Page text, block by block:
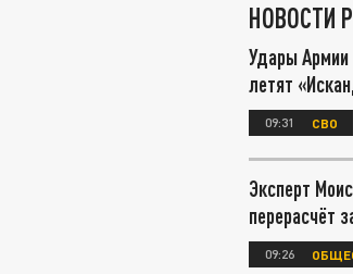
НОВОСТИ
Удары Армии
летят
09:31 СВО
Эксперт
перерасчёт
09:26